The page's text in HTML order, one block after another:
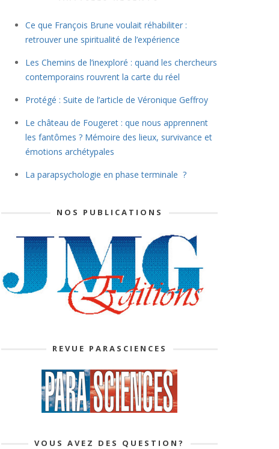
Ce que François Brune voulait réhabiliter :
retrouver une spiritualité de l’expérience
Les Chemins de l’inexploré : quand les chercheurs
contemporains rouvrent la carte du réel
Protégé : Suite de l’article de Véronique Geffroy
Le château de Fougeret : que nous apprennent
les fantômes ? Mémoire des lieux, survivance et
émotions archétypales
La parapsychologie en phase terminale ?
NOS PUBLICATIONS
REVUE PARASCIENCES
VOUS AVEZ DES QUESTION?